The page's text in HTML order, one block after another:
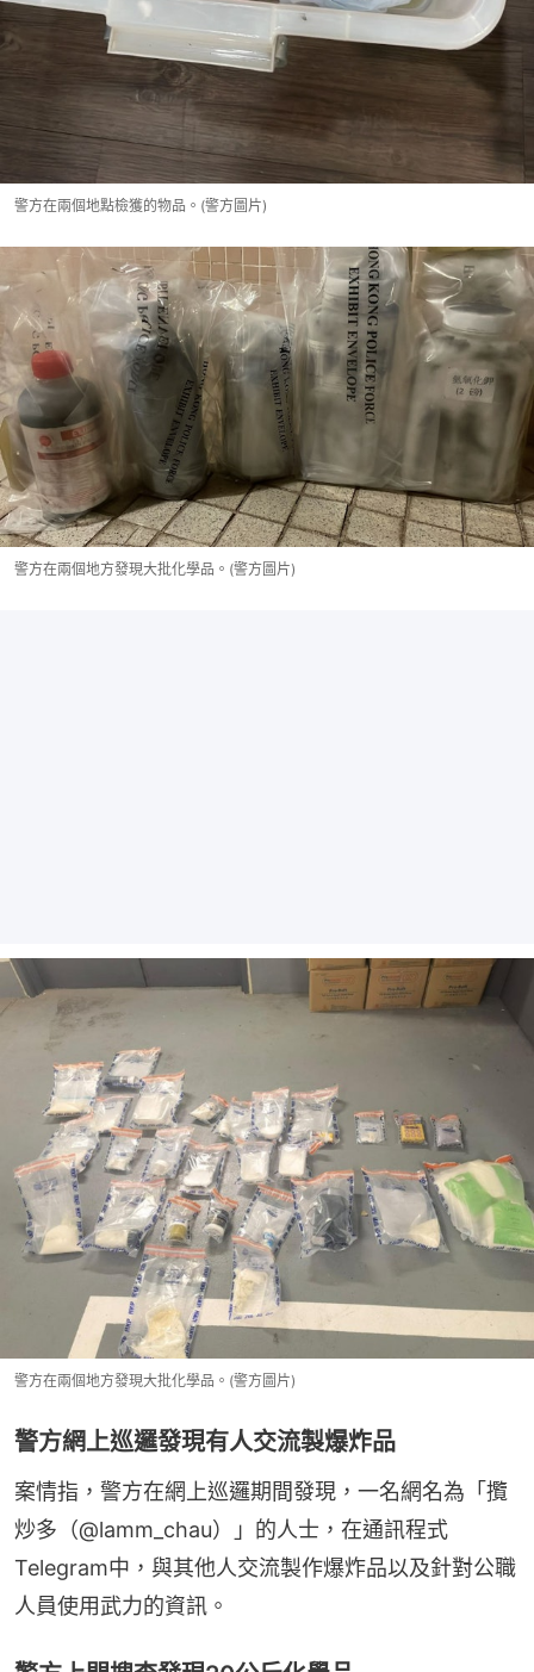
警方在兩個地點檢獲的物品。(警方圖片)
警方在兩個地方發現大批化學品。(警方圖片)
警方在兩個地方發現大批化學品。(警方圖片)
警方網上巡邏發現有人交流製爆炸品
案情指，警方在網上巡邏期間發現，一名網名為「攬
炒多（@lamm_chau）」的人士，在通訊程式
Telegram中，與其他人交流製作爆炸品以及針對公職
人員使用武力的資訊。